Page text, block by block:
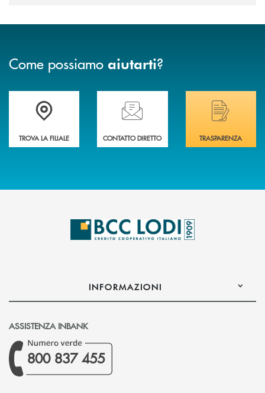
Come possiamo aiutarti?
Trova la filiale più vicina a Te
TROVA LA FILIALE
Hai bisogno di assistenza immediata?
CONTATTO DIRETTO
Hai bisogno di
TRASPARENZA
INFORMAZIONI
ASSISTENZA INBANK
800 837 455